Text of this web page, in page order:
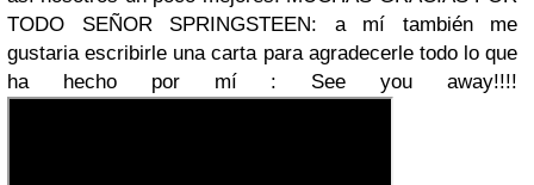
TODO SEÑOR SPRINGSTEEN: a mí también me
gustaria escribirle una carta para agradecerle todo lo que
ha hecho por mí : See you away!!!!